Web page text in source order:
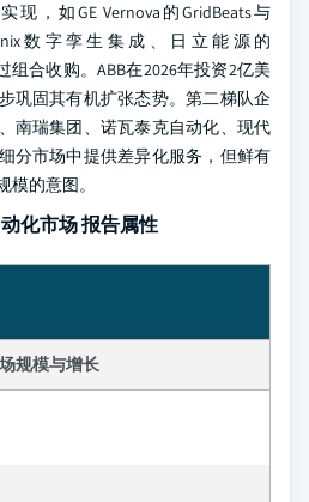
，如GE Vernova的GridBeats与
数字孪生集成、日立能源的
组合收购。ABB在2026年投资2亿美
巩固其有机扩张态势。第二梯队企
南瑞集团、诺瓦泰克自动化、现代
分市场中提供差异化服务，但鲜有
的意图。
化市场 报告属性
规模与增长